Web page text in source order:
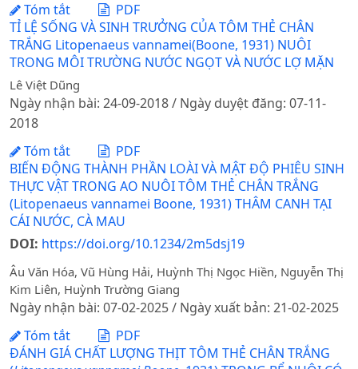
Tóm tắt
PDF
TỈ LỆ SỐNG VÀ SINH TRƯỞNG CỦA TÔM THẺ CHÂN
TRẮNG Litopenaeus vannamei(Boone, 1931) NUÔI
TRONG MÔI TRƯỜNG NƯỚC NGỌT VÀ NƯỚC LỢ MẶN
Lê Việt Dũng
Ngày nhận bài: 24-09-2018 / Ngày duyệt đăng: 07-11-
2018
Tóm tắt
PDF
BIẾN ĐỘNG THÀNH PHẦN LOÀI VÀ MẬT ĐỘ PHIÊU SINH
THỰC VẬT TRONG AO NUÔI TÔM THẺ CHÂN TRẮNG
(Litopenaeus vannamei Boone, 1931) THÂM CANH TẠI
CÁI NƯỚC, CÀ MAU
DOI: https://doi.org/10.1234/2m5dsj19
Âu Văn Hóa, Vũ Hùng Hải, Huỳnh Thị Ngọc Hiền, Nguyễn Thị
Kim Liên, Huỳnh Trường Giang
Ngày nhận bài: 07-02-2025 / Ngày xuất bản: 21-02-2025
Tóm tắt
PDF
ĐÁNH GIÁ CHẤT LƯỢNG THỊT TÔM THẺ CHÂN TRẮNG